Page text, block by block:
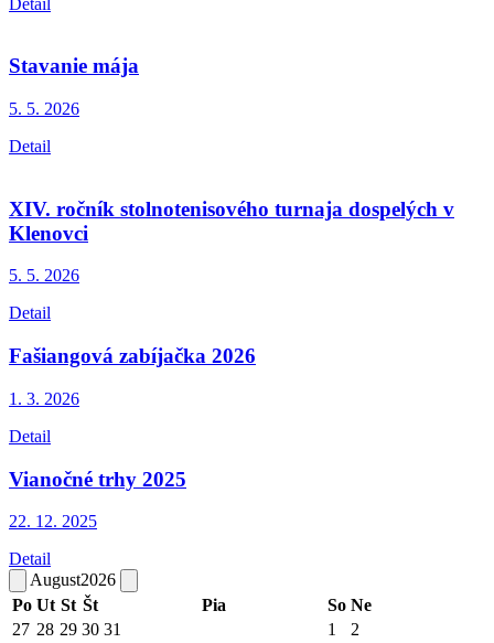
Stavanie mája
5. 5. 2026
Detail
XIV. ročník stolnotenisového turnaja dospelých v
Klenovci
5. 5. 2026
Detail
Fašiangová zabíjačka 2026
1. 3. 2026
Detail
Vianočné trhy 2025
22. 12. 2025
Detail
August2026
Po Ut St Št Pia So Ne
27 28 29 30 31 1 2